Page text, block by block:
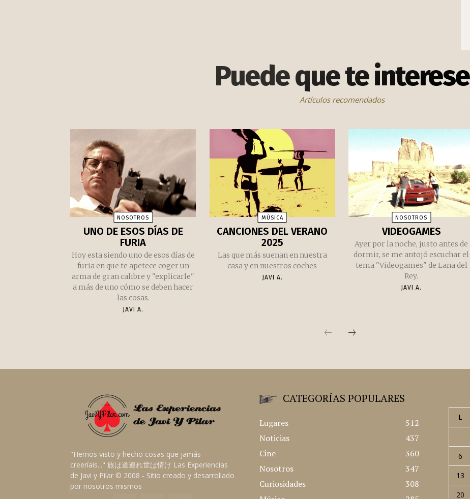
Puede que te interese
Artículos recomendados
NOSOTROS
UNO DE ESOS DÍAS DE
FURIA
Hoy esta siendo uno de esos días de
furia en que te apetece coger un
arma de gran calibre y "explicarle"
a más de uno cómo se deben hacer
las cosas.
JAVI A.
MÚSICA
CANCIONES DEL VERANO
2025
Las que más suenan en nuestra
casa y en nuestros coches
JAVI A.
NOSOTROS
VIDEOGAMES
Ayer por la noche, justo antes de
dormir, se me antojó escuchar el
tema "Videogames" de Lana del
Rey.
JAVI A.
"Hemos visto y hecho cosas que jamás
creeríais..." 旅は道連れ世は情け Las Experiencias
de Javi y Pilar © 2008 - Sitio creado y desarrollado
por nosotros mismos
CATEGORÍAS POPULARES
Lugares
512
Noticias
437
Cine
360
Nosotros
347
Curiosidades
308
L
6
13
20